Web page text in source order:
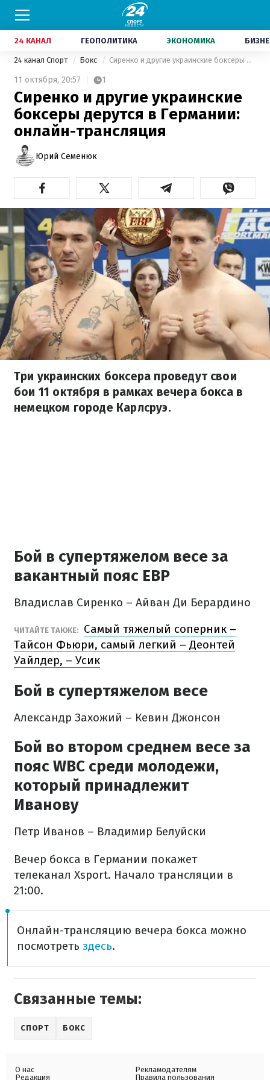
24 КАНАЛ ГЕОПОЛИТИКА ЭКОНОМИКА
24 канал Спорт Бокс Сиренко и другие украинские боксеры дерутся в Германии: онлайн-трансляция
11 октября, 20:57 1
Сиренко и другие украинские
боксеры дерутся в Германии:
онлайн-трансляция
Юрий Семенюк
Три украинских боксера проведут свои
бои 11 октября в рамках вечера бокса в
немецком городе Карлсруэ.
Бой в супертяжелом весе за
вакантный пояс EBP
Владислав Сиренко – Айван Ди Берардино
ЧИТАЙТЕ ТАКЖЕ:
Самый тяжелый соперник –
Тайсон Фьюри, самый легкий – Деонтей
Уайлдер, – Усик
Бой в супертяжелом весе
Александр Захожий – Кевин Джонсон
Бой во втором среднем весе за
пояс WBC среди молодежи,
который принадлежит
Иванову
Петр Иванов – Владимир Белуйски
Вечер бокса в Германии покажет
телеканал Xsport. Начало трансляции в
21:00.
Онлайн-трансляцию вечера бокса можно
посмотреть здесь.
Связанные темы:
СПОРТ БОКС
О нас
Редакция
Рекламодателям
Правила пользования